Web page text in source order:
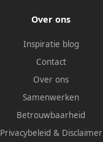
Over ons
Inspiratie blog
Contact
Over ons
Samenwerken
Betrouwbaarheid
Privacybeleid & Disclaimer